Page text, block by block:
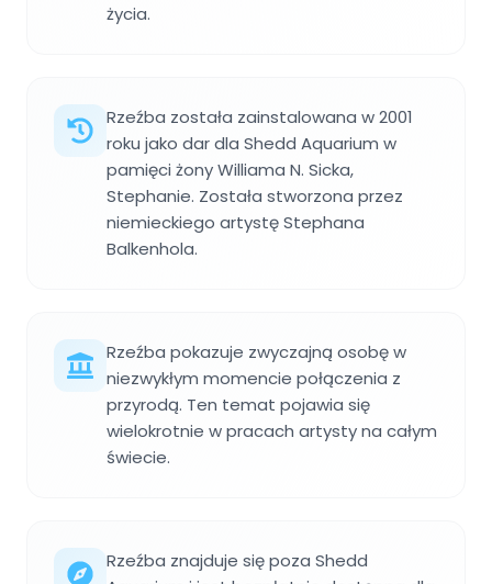
życia.
Rzeźba została zainstalowana w 2001
roku jako dar dla Shedd Aquarium w
pamięci żony Williama N. Sicka,
Stephanie. Została stworzona przez
niemieckiego artystę Stephana
Balkenhola.
Rzeźba pokazuje zwyczajną osobę w
niezwykłym momencie połączenia z
przyrodą. Ten temat pojawia się
wielokrotnie w pracach artysty na całym
świecie.
Rzeźba znajduje się poza Shedd